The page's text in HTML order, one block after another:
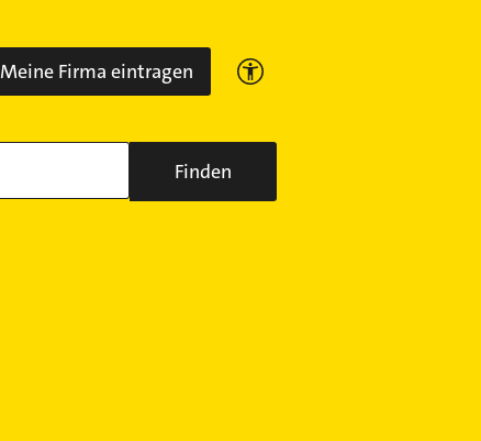
Meine Firma eintragen
Finden